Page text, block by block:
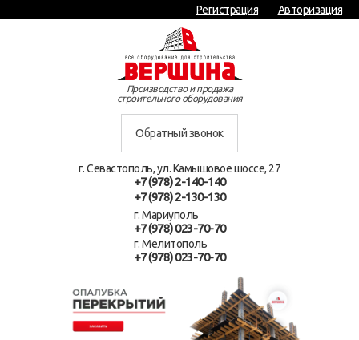
Регистрация Авторизация
Производство и продажа
строительного оборудования
Обратный звонок
г. Севастополь, ул. Камышовое шоссе, 27
+7 (978) 2-140-140
+7 (978) 2-130-130
г. Мариуполь
+7 (978) 023-70-70
г. Мелитополь
+7 (978) 023-70-70